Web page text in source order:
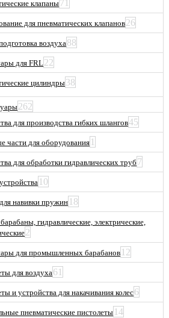
клапаны71
для пневматических клапанов26
воздуха88
для FRL22
цилиндры38
262
для производства гибких шлангов45
части для оборудования 1
для обработки гидравлических труб 7
10
навивки пружин18
гидравлические, электрические,
2
для промышленных барабанов 12
для воздуха61
и устройства для накачивания колес6
пневматические пистолеты 14